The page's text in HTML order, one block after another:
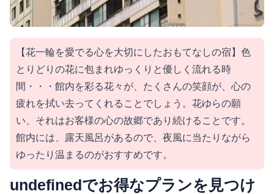
【花一輪を愛でる心を大切にしたおもてなしの宿】色
とりどりの花に包まれゆっくりと優しく流れる時
間・・・館内を彩る花々が、たくさんの笑顔が、心の
疲れを拭い去ってくれることでしょう。花ゆらの願
い、それはお客様の心の故郷であり続けることです。
館内には、露天風呂があるので、夜風に当たりながら
ゆったり温まるのがおすすめです。
undefinedでお得なプランを見つけ